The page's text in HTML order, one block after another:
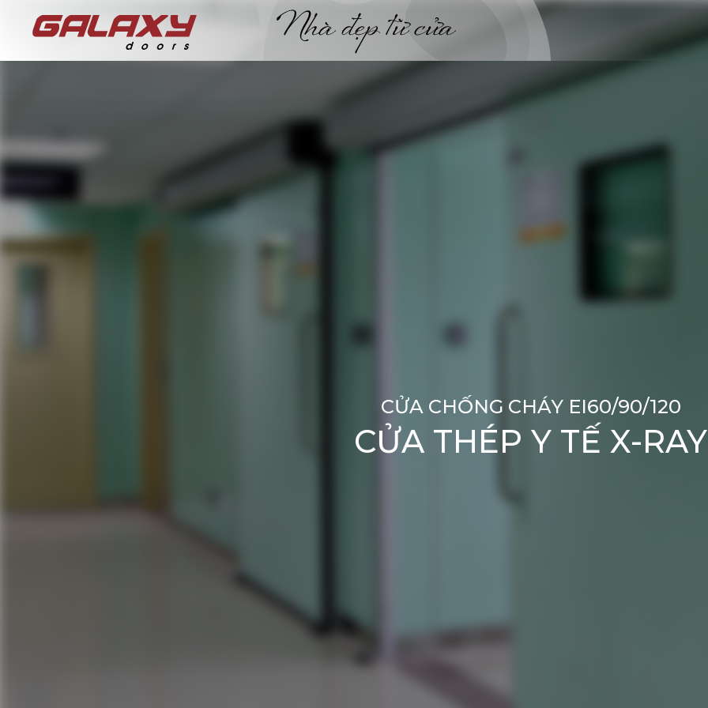
CỬA CHỐNG CHÁY EI60/90/120
CỬA THÉP Y TẾ X-RAY